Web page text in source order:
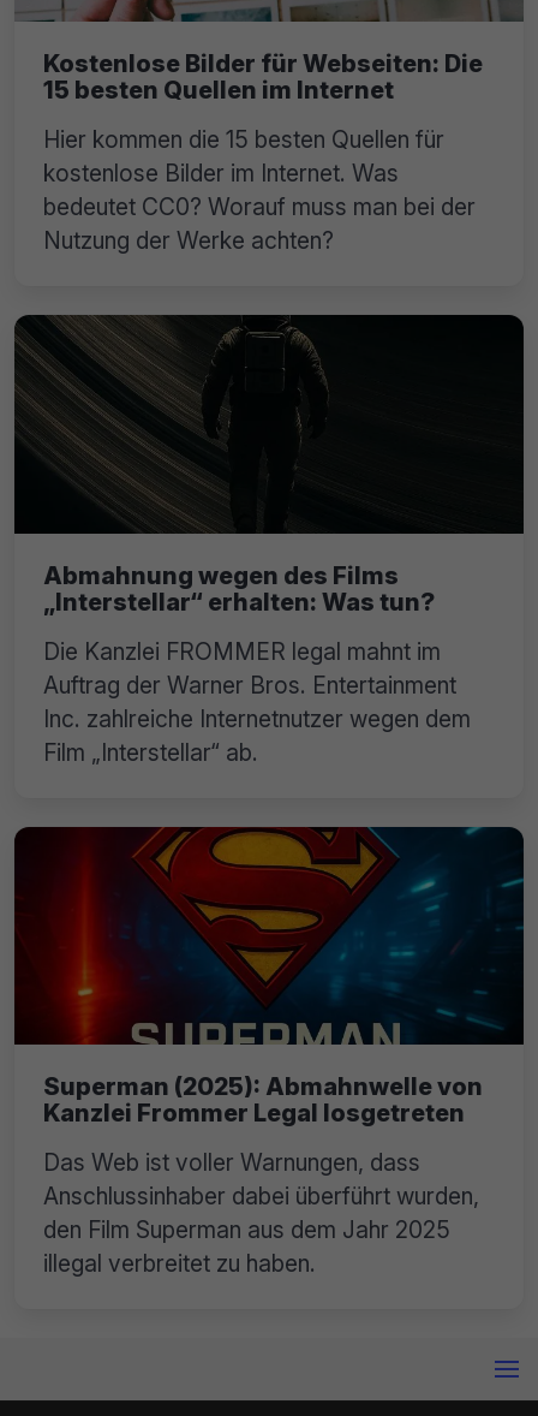
Kostenlose Bilder für Webseiten: Die
15 besten Quellen im Internet
Hier kommen die 15 besten Quellen für
kostenlose Bilder im Internet. Was
bedeutet CC0? Worauf muss man bei der
Nutzung der Werke achten?
Abmahnung wegen des Films
„Interstellar“ erhalten: Was tun?
Die Kanzlei FROMMER legal mahnt im
Auftrag der Warner Bros. Entertainment
Inc. zahlreiche Internetnutzer wegen dem
Film „Interstellar“ ab.
Superman (2025): Abmahnwelle von
Kanzlei Frommer Legal losgetreten
Das Web ist voller Warnungen, dass
Anschlussinhaber dabei überführt wurden,
den Film Superman aus dem Jahr 2025
illegal verbreitet zu haben.